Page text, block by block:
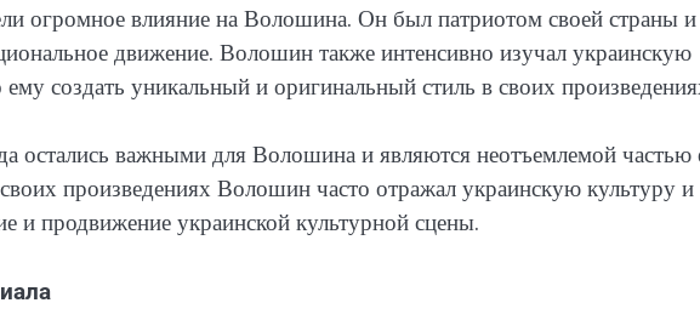
огромное влияние на Волошина. Он был патриотом своей страны и
движение. Волошин также интенсивно изучал украинскую
создать уникальный и оригинальный стиль в своих
остались важными для Волошина и являются неотъемлемой частью
произведениях Волошин часто отражал украинскую культуру и
и продвижение украинской культурной сцены.